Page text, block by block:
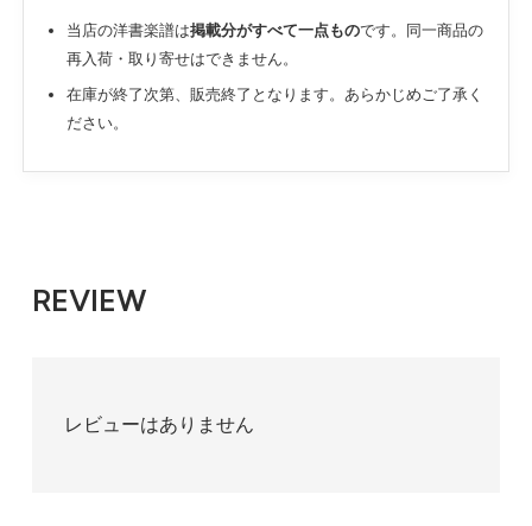
当店の洋書楽譜は掲載分がすべて一点ものです。同一商品の
再入荷・取り寄せはできません。
在庫が終了次第、販売終了となります。あらかじめご了承く
ださい。
REVIEW
レビューはありません